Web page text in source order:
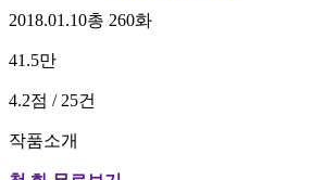
2018.01.10총 260화
41.5만
4.2점 / 25건
작품소개